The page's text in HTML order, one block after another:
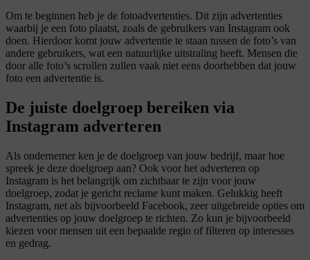
Om te beginnen heb je de fotoadvertenties. Dit zijn advertenties
waarbij je een foto plaatst, zoals de gebruikers van Instagram ook
doen. Hierdoor komt jouw advertentie te staan tussen de foto’s van
andere gebruikers, wat een natuurlijke uitstraling heeft. Mensen die
door alle foto’s scrollen zullen vaak niet eens doorhebben dat jouw
foto een advertentie is.
De juiste doelgroep bereiken via
Instagram adverteren
Als ondernemer ken je de doelgroep van jouw bedrijf, maar hoe
spreek je deze doelgroep aan? Ook voor het adverteren op
Instagram is het belangrijk om zichtbaar te zijn voor jouw
doelgroep, zodat je gericht reclame kunt maken. Gelukkig heeft
Instagram, net als bijvoorbeeld Facebook, zeer uitgebreide opties om
advertenties op jouw doelgroep te richten. Zo kun je bijvoorbeeld
kiezen voor mensen uit een bepaalde regio of filteren op interesses
en gedrag.